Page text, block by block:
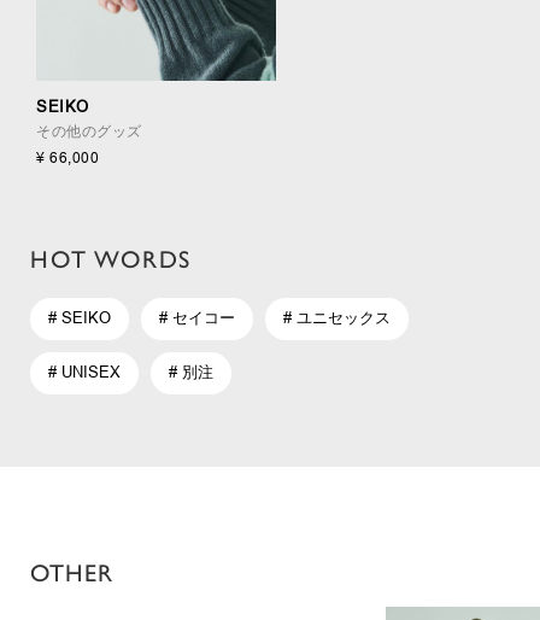
SEIKO
その他のグッズ
¥ 66,000
HOT WORDS
# SEIKO # セイコー # ユニセックス
# UNISEX # 別注
OTHER